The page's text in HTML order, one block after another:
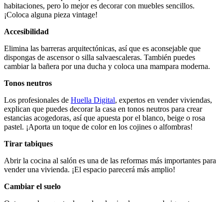
habitaciones, pero lo mejor es decorar con muebles sencillos.
¡Coloca alguna pieza vintage!
Accesibilidad
Elimina las barreras arquitectónicas, así que es aconsejable que
dispongas de ascensor o silla salvaescaleras. También puedes
cambiar la bañera por una ducha y coloca una mampara moderna.
Tonos neutros
Los profesionales de Huella Digital, expertos en vender viviendas,
explican que puedes decorar la casa en tonos neutros para crear
estancias acogedoras, así que apuesta por el blanco, beige o rosa
pastel. ¡Aporta un toque de color en los cojines o alfombras!
Tirar tabiques
Abrir la cocina al salón es una de las reformas más importantes para
vender una vivienda. ¡El espacio parecerá más amplio!
Cambiar el suelo